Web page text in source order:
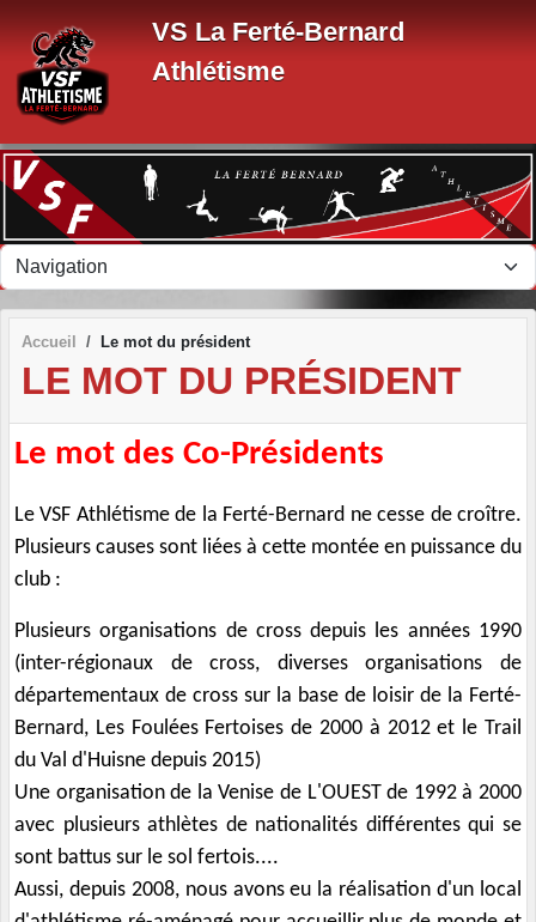
VS La Ferté-Bernard
Athlétisme
Accueil Le mot du président
LE MOT DU PRÉSIDENT
Le mot des Co-Présidents
Le VSF Athlétisme de la Ferté-Bernard ne cesse de croître.
Plusieurs causes sont liées à cette montée en puissance du
club :
Plusieurs organisations de cross depuis les années 1990
(inter-régionaux de cross, diverses organisations de
départementaux de cross sur la base de loisir de la Ferté-
Bernard, Les Foulées Fertoises de 2000 à 2012 et le Trail
du Val d'Huisne depuis 2015)
Une organisation de la Venise de L'OUEST de 1992 à 2000
avec plusieurs athlètes de nationalités différentes qui se
sont battus sur le sol fertois....
Aussi, depuis 2008, nous avons eu la réalisation d'un local